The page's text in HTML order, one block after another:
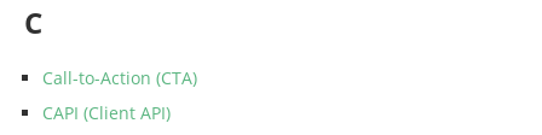
C
Call-to-Action (CTA)
CAPI (Client API)